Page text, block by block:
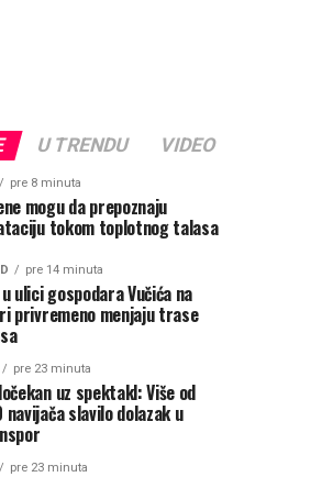
U TRENDU VIDEO
pre 8 minuta
mogu da prepoznaju
tokom toplotnog talasa
pre 14 minuta
ulici gospodara Vučića na
privremeno menjaju trase
pre 23 minuta
uz spektakl: Više od
slavilo dolazak u
pre 23 minuta